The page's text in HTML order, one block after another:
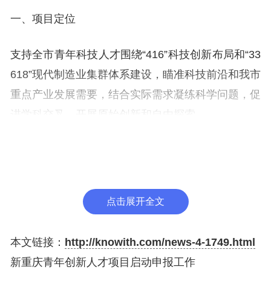
一、项目定位
支持全市青年科技人才围绕“416”科技创新布局和“33
618”现代制造业集群体系建设，瞄准科技前沿和我市
重点产业发展需要，结合实际需求凝练科学问题，促
进学科交叉，开展原始创新和自由探索。
三、申报路径
点击展开全文
本文链接： http://knowith.com/news-4-1749.html
新重庆青年创新人才项目启动申报工作